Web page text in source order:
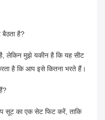
बैठता है?
लेकिन मुझे यकीन है कि यह सीट
है कि आप इसे कितना भरते हैं।
सूट का एक सेट फिट करें, ताकि